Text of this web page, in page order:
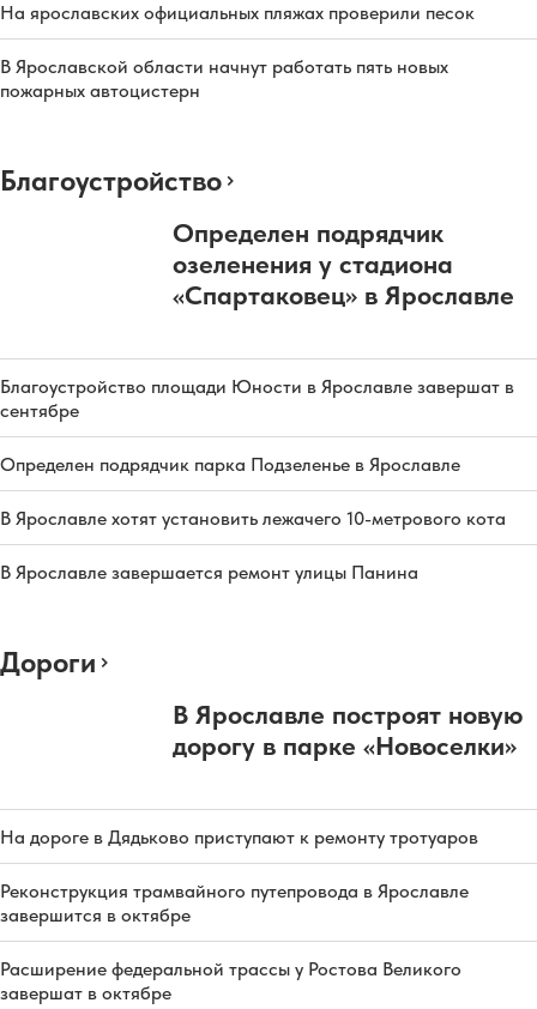
На ярославских официальных пляжах проверили песок
В Ярославской области начнут работать пять новых
пожарных автоцистерн
Благоустройство
Определен подрядчик
озеленения у стадиона
«Спартаковец» в Ярославле
Благоустройство площади Юности в Ярославле завершат в
сентябре
Определен подрядчик парка Подзеленье в Ярославле
В Ярославле хотят установить лежачего 10-метрового кота
В Ярославле завершается ремонт улицы Панина
Дороги
В Ярославле построят новую
дорогу в парке «Новоселки»
На дороге в Дядьково приступают к ремонту тротуаров
Реконструкция трамвайного путепровода в Ярославле
завершится в октябре
Расширение федеральной трассы у Ростова Великого
завершат в октябре